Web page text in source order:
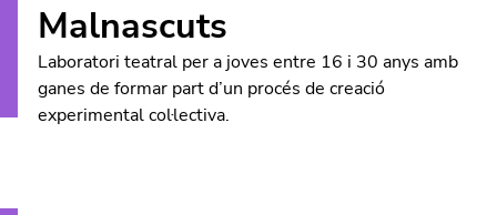
Malnascuts
Laboratori teatral per a joves entre 16 i 30 anys amb
ganes de formar part d’un procés de creació
experimental col·lectiva.